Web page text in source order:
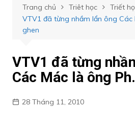
Trang chủ Triêt học
Triết
VTV1 đã từng nhầm lẩn ông Các
ghen
VTV1 đã từng
Các Mác là ông
28 Tháng 11, 2010